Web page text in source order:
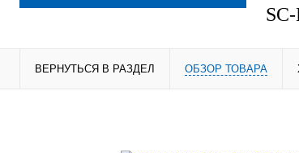
ВЕРНУТЬСЯ В РАЗДЕЛ ОБЗОР ТОВАРА